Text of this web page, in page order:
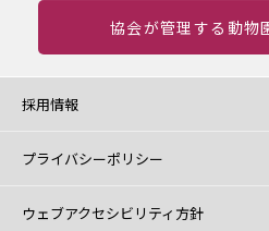
協会が管理する動物
採用情報
プライバシーポリシー
ウェブアクセシビリティ方針